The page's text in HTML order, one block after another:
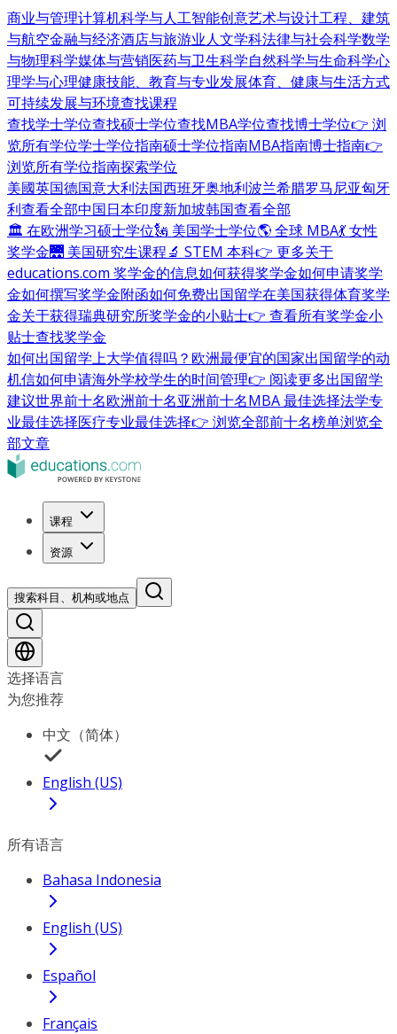
商业与管理计算机科学与人工智能创意艺术与设计工程、建筑
与航空金融与经济酒店与旅游业人文学科法律与社会科学数学
与物理科学媒体与营销医药与卫生科学自然科学与生命科学心
理学与心理健康技能、教育与专业发展体育、健康与生活方式
可持续发展与环境查找课程
查找学士学位查找硕士学位查找MBA学位查找博士学位👉 浏
览所有学位学士学位指南硕士学位指南MBA指南博士指南👉
浏览所有学位指南探索学位
美國英国德国意大利法国西班牙奥地利波兰希腊罗马尼亚匈牙
利查看全部中国日本印度新加坡韩国查看全部
🏛 在欧洲学习硕士学位🗽 美国学士学位🌎 全球 MBA💃 女性
奖学金🌉 美国研究生课程🔬 STEM 本科👉 更多关于
educations.com 奖学金的信息如何获得奖学金如何申请奖学
金如何撰写奖学金附函如何免费出国留学在美国获得体育奖学
金关于获得瑞典研究所奖学金的小贴士👉 查看所有奖学金小
贴士查找奖学金
如何出国留学上大学值得吗？ 欧洲最便宜的国家出国留学的动
机信如何申请海外学校学生的时间管理👉 阅读更多出国留学
建议世界前十名欧洲前十名亚洲前十名MBA 最佳选择法学专
业最佳选择医疗专业最佳选择👉 浏览全部前十名榜单浏览全
部文章
课程
资源
搜索科目、机构或地点
选择语言
为您推荐
中文（简体）
English (US)
所有语言
Bahasa Indonesia
English (US)
Español
Français